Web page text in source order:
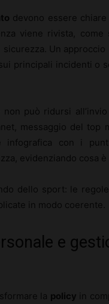
devono essere
viene rivista,
Un
principali incidenti o
non può ridursi
messaggio del top
infografica con i
evidenziando cosa è
dello sport: le
in modo coerente.
e
la policy in